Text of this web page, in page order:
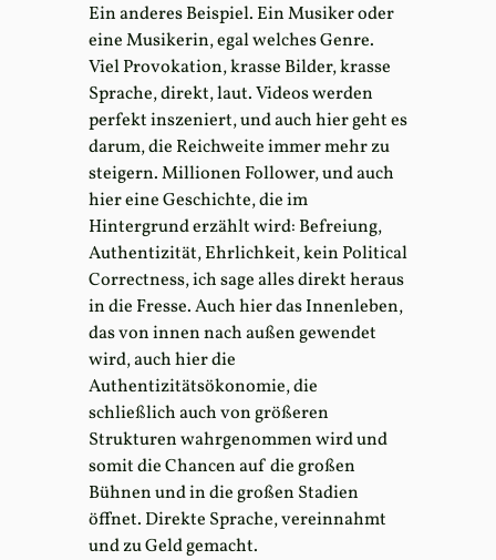
Ein anderes Beispiel. Ein Musiker oder
eine Musikerin, egal welches Genre.
Viel Provokation, krasse Bilder, krasse
Sprache, direkt, laut. Videos werden
perfekt inszeniert, und auch hier geht es
darum, die Reichweite immer mehr zu
steigern. Millionen Follower, und auch
hier eine Geschichte, die im
Hintergrund erzählt wird: Befreiung,
Authentizität, Ehrlichkeit, kein Political
Correctness, ich sage alles direkt heraus
in die Fresse. Auch hier das Innenleben,
das von innen nach außen gewendet
wird, auch hier die
Authentizitätsökonomie, die
schließlich auch von größeren
Strukturen wahrgenommen wird und
somit die Chancen auf die großen
Bühnen und in die großen Stadien
öffnet. Direkte Sprache, vereinnahmt
und zu Geld gemacht.